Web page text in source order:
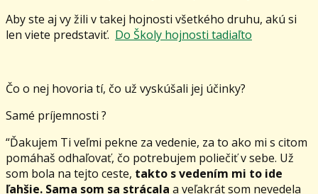
Aby ste aj vy žili v takej hojnosti všetkého druhu, akú si
len viete predstaviť. Do Školy hojnosti tadiaľto
Čo o nej hovoria tí, čo už vyskúšali jej účinky?
Samé príjemnosti ?
“Ďakujem Ti veľmi pekne za vedenie, za to ako mi s citom
pomáhaš odhaľovať, čo potrebujem poliečiť v sebe. Už
som bola na tejto ceste, takto s vedením mi to ide
ľahšie. Sama som sa strácala a veľakrát som nevedela